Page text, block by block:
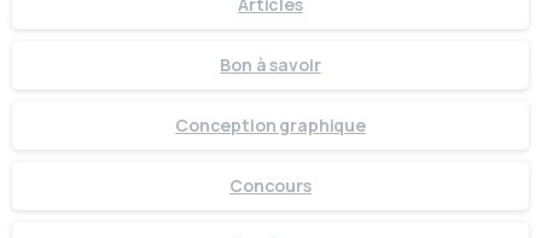
Bon à savoir
Conception graphique
Concours